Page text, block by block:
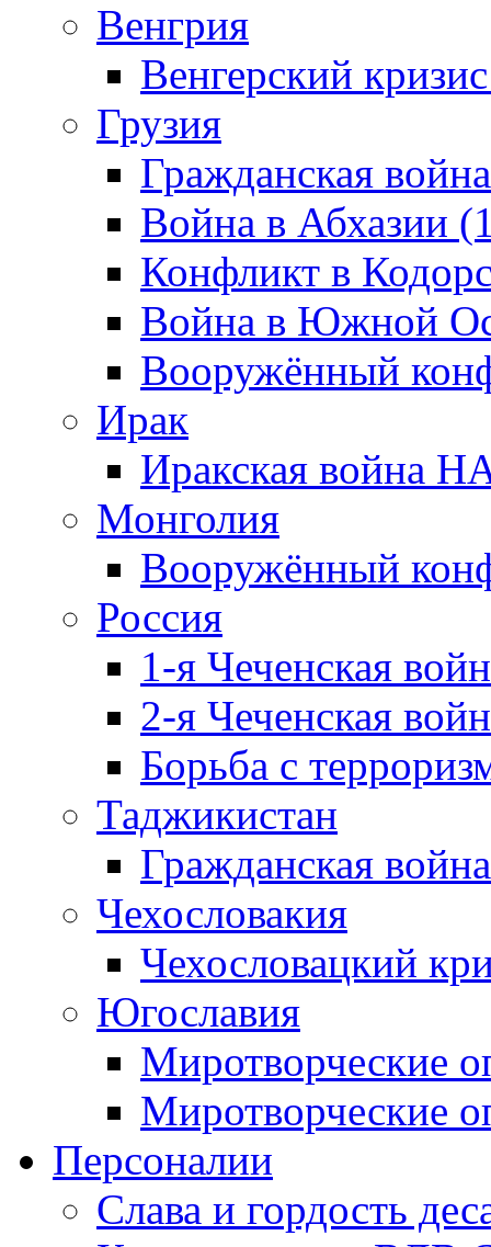
Венгрия
Венгерский
Грузия
Гражданская
Война в Абхазии
Конфликт в
Война в Южной
Вооружённый
Ирак
Иракская война
Монголия
Вооружённый
Россия
1-я Чеченская
2-я Чеченская
Борьба с
Таджикистан
Гражданская
Чехословакия
Чехословацкий
Югославия
Миротворческие
Миротворческие
Персоналии
Слава и гордость